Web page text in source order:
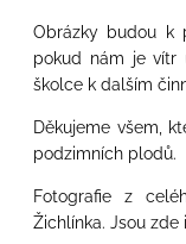
Obrázky budou k
pokud nám je vítr
školce k dalším
Děkujeme všem,
podzimních plodů.
Fotografie z
Žichlínka. Jsou